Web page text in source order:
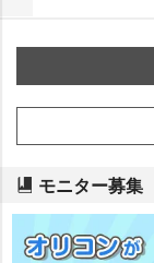
モニター募集